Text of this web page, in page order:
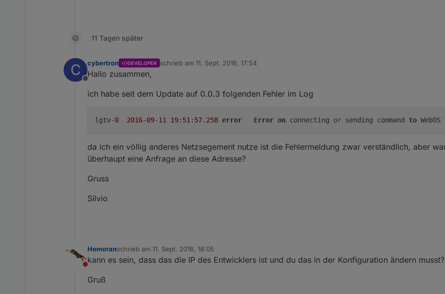
11 Tagen später
C
Offline
cybertron DEVELOPER schrieb am 11. Sept. 2016, 17:54
zuletzt editiert von
Hallo zusammen,
ich habe seit dem Update auf 0.0.3 folgenden Fehler im Log
lgtv-0 2016-09-11 19: 51 : 57.258 error Error on connecting or sending command to
da ich ein völlig anderes Netzsegement nutze ist die Fehlermeldung zwar verständlich, aber
überhaupt eine Anfrage an diese Adresse?
Gruss
Silvio
Nicht stören
Homoranschrieb am 11. Sept. 2016, 18:05
zuletzt editiert von
kann es sein, dass das die IP des Entwicklers ist und du das in der Konfiguration ändern musst?
Gruß